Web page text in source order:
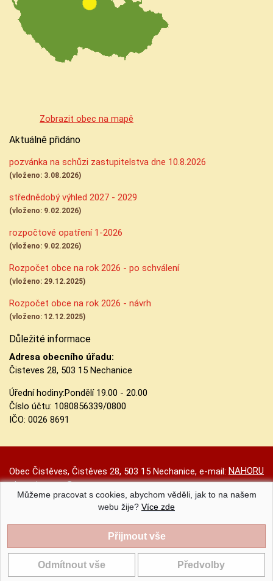
Zobrazit obec na mapě
Aktuálně přidáno
pozvánka na schůzi zastupitelstva dne 10.8.2026
(vloženo: 3.08.2026)
střednědobý výhled 2027 - 2029
(vloženo: 9.02.2026)
rozpočtové opatření 1-2026
(vloženo: 9.02.2026)
Rozpočet obce na rok 2026 - po schválení
(vloženo: 29.12.2025)
Rozpočet obce na rok 2026 - návrh
(vloženo: 12.12.2025)
Důležité informace
Adresa obecního úřadu:
Čisteves 28, 503 15 Nechanice
Úřední hodiny:Pondělí 19.00 - 20.00
Číslo účtu: 1080856339/0800
IČO: 0026 8691
NAHORU
Obec Čistěves, Čistěves 28, 503 15 Nechanice, e-mail:
obec.cisteves@seznam.cz
Prohlášení o přístupnosti|Původní web|Nastavení cookies
Obec Čistěves |Provozováno na systému CMS-OBCE | Vyrobil
INET-SERVIS.CZ| 2020 - 2026
Můžeme pracovat s cookies, abychom věděli, jak to na našem
webu žije? Více zde